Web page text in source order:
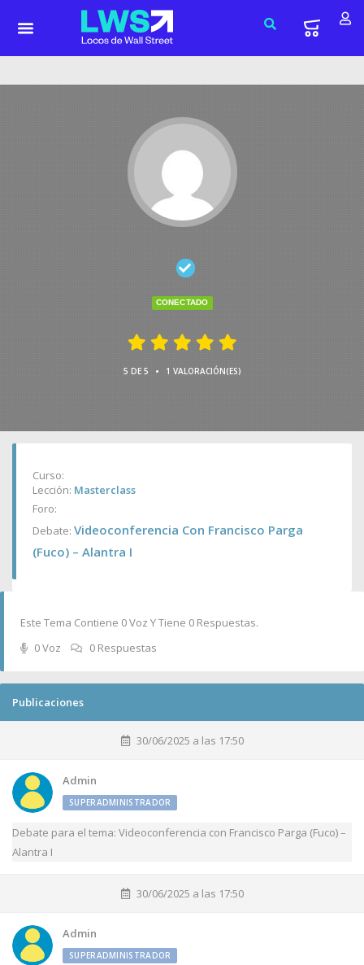
CONECTADO
5 DE 5 • 1 VALORACIÓN(ES)
Curso:
Lección: Masterclass
Foro:
Debate: Videoconferencia Con Francisco Parga
(Fuco) – Alantra I
Este Tema Contiene 0 Voz Y Tiene 0 Respuestas.
0 Voz
0 Respuestas
Publicaciones
30/06/2025 a las 17:50
Admin
SUPERADMINISTRADOR
Debate para el tema: Videoconferencia con Francisco Parga (Fuco) –
Alantra I
30/06/2025 a las 17:50
Admin
SUPERADMINISTRADOR